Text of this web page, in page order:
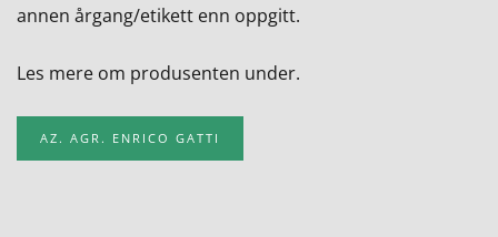
annen årgang/etikett enn oppgitt.
Les mere om produsenten under.
AZ. AGR. ENRICO GATTI